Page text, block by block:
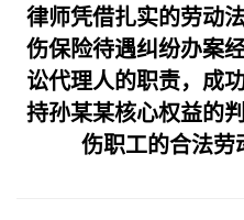
律师凭借扎实的劳动
伤保险待遇纠纷办案
讼代理人的职责，成
持孙某某核心权益的
伤职工的合法劳